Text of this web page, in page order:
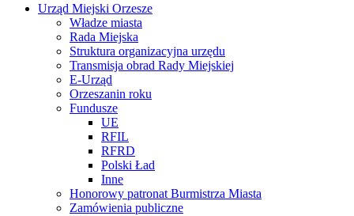
Urząd Miejski Orzesze
Władze miasta
Rada Miejska
Struktura organizacyjna urzędu
Transmisja obrad Rady Miejskiej
E-Urząd
Orzeszanin roku
Fundusze
UE
RFIL
RFRD
Polski Ład
Inne
Honorowy patronat Burmistrza Miasta
Zamówienia publiczne